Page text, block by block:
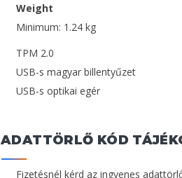
Weight
Minimum: 1.24 kg
TPM 2.0
USB-s magyar billentyűzet
USB-s optikai egér
ADATTÖRLŐ KÓD
Fizetésnél kérd az ingyenes